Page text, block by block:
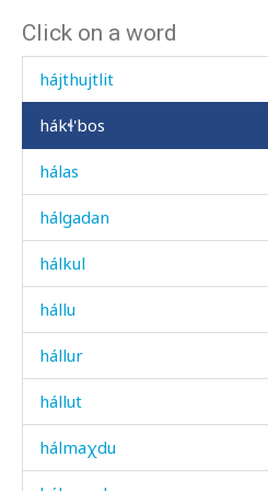
Click on a word
háckul
hájthujtlit
hákɬ'bos
hálas
hálgadan
hálkul
hállu
hállur
hállut
hálmaχdu